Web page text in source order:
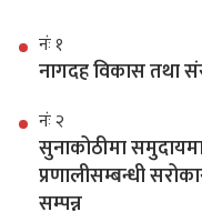
नंः १
नागदह विकास तथा
नंः २
सुनाकोठीमा
प्रणालीसम्बन्धी
सम्पन्न